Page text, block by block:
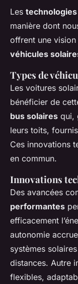
Les technologies
manière dont
offrent une vision
véhicules
Types de
Les voitures
bénéficier de
bus solaires qui,
leurs toits,
Ces innovations
en commun.
Innovations
Des avancées
performantes
efficacement
autonomie
systèmes
distances. Autre
flexibles,